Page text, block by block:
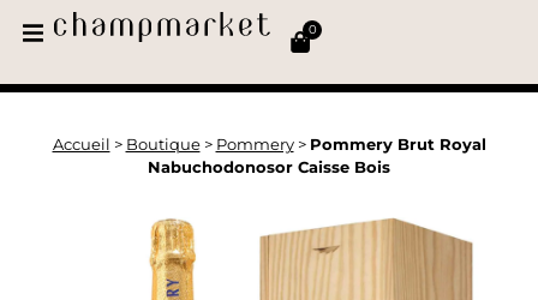
0
Accueil > Boutique> Pommery> Pommery Brut Royal
Nabuchodonosor Caisse Bois